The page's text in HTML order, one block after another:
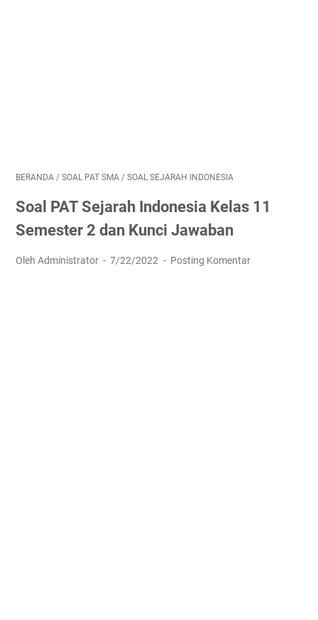
BERANDA / SOAL PAT SMA / SOAL SEJARAH INDONESIA
Soal PAT Sejarah Indonesia Kelas 11
Semester 2 dan Kunci Jawaban
Oleh Administrator 7/22/2022 Posting Komentar